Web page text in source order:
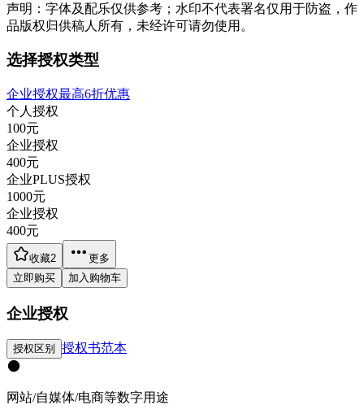
声明：字体及配乐仅供参考；水印不代表署名仅用于防盗，作
品版权归供稿人所有，未经许可请勿使用。
选择授权类型
企业授权最高6折优惠
个人授权
100元
企业授权
400元
企业PLUS授权
1000元
企业授权
400元
收藏2
更多
立即购买
加入购物车
企业授权
授权区别 授权书范本
网站/自媒体/电商等数字用途